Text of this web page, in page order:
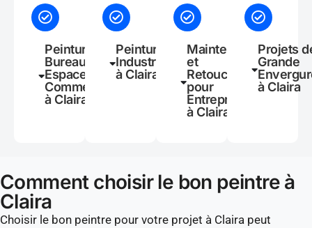
Peinture de
Bureaux et
Espaces
Commerciaux
à Claira
Peinture
Industrielle
à Claira
Maintenance
et
Retouches
pour
Entreprises
à Claira
Projets
Grande
à Claira
Comment choisir le bon peintre à
Claira
Choisir le bon peintre pour votre projet à Claira peut